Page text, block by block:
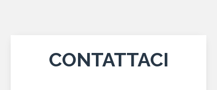
CONTATTACI